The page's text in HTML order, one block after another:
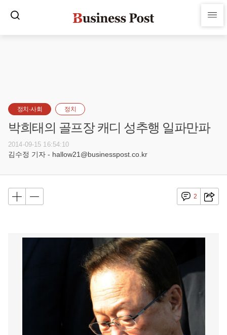
정치·사회 정치
박희태의 골프장 캐디 성추행 일파만파
2014-09-15 16:54:10
김수정 기자 - hallow21@businesspost.co.kr
2